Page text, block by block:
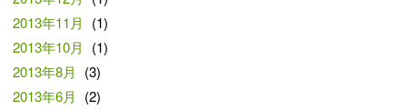
2013年11月
(1)
2013年10月
(1)
2013年8月
(3)
2013年6月
(2)